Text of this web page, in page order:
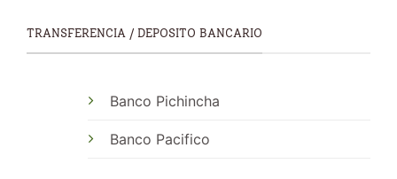
TRANSFERENCIA / DEPOSITO BANCARIO
Banco Pichincha
Banco Pacifico